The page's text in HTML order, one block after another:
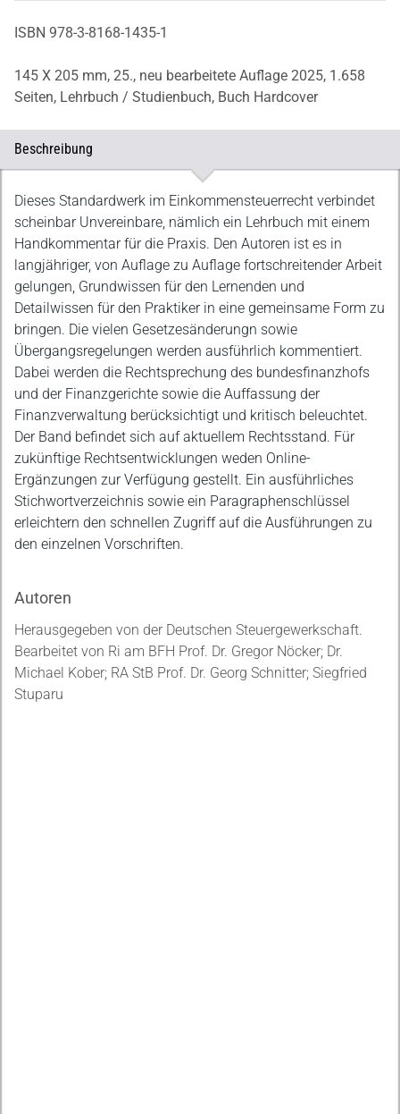
ISBN 978-3-8168-1435-1
145 X 205 mm, 25., neu bearbeitete Auflage 2025, 1.658
Seiten, Lehrbuch / Studienbuch, Buch Hardcover
Beschreibung
Beschreibung
Dieses Standardwerk im Einkommensteuerrecht verbindet
scheinbar Unvereinbare, nämlich ein Lehrbuch mit einem
Handkommentar für die Praxis. Den Autoren ist es in
langjähriger, von Auflage zu Auflage fortschreitender Arbeit
gelungen, Grundwissen für den Lernenden und
Detailwissen für den Praktiker in eine gemeinsame Form zu
bringen. Die vielen Gesetzesänderungn sowie
Übergangsregelungen werden ausführlich kommentiert.
Dabei werden die Rechtsprechung des bundesfinanzhofs
und der Finanzgerichte sowie die Auffassung der
Finanzverwaltung berücksichtigt und kritisch beleuchtet.
Der Band befindet sich auf aktuellem Rechtsstand. Für
zukünftige Rechtsentwicklungen weden Online-
Ergänzungen zur Verfügung gestellt. Ein ausführliches
Stichwortverzeichnis sowie ein Paragraphenschlüssel
erleichtern den schnellen Zugriff auf die Ausführungen zu
den einzelnen Vorschriften.
Autoren
Herausgegeben von der Deutschen Steuergewerkschaft.
Bearbeitet von Ri am BFH Prof. Dr. Gregor Nöcker; Dr.
Michael Kober; RA StB Prof. Dr. Georg Schnitter; Siegfried
Stuparu